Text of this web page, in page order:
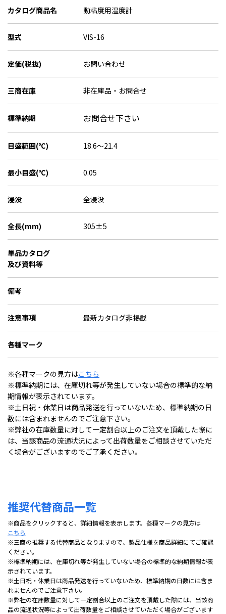
カタログ商品名 動粘度用温度計
型式 VIS-16
定価(税抜) お問い合わせ
三商在庫 非在庫品・お問合せ
標準納期 お問合せ下さい
目盛範囲(℃) 18.6～21.4
最小目盛(℃) 0.05
浸没 全浸没
全長(mm) 305±5
単品カタログ
及び資料等
備考
注意事項 最新カタログ非掲載
各種マーク
※各種マークの見方はこちら
※標準納期には、在庫切れ等が発生していない場合の標準的な納
期情報が表示されています。
※土日祝・休業日は商品発送を行っていないため、標準納期の日
数には含まれませんのでご注意下さい。
※弊社の在庫数量に対して一定割合以上のご注文を頂戴した際に
は、当該商品の流通状況によって出荷数量をご相談させていただ
く場合がございますのでご了承ください。
推奨代替商品一覧
※商品をクリックすると、詳細情報を表示します。各種マークの見方は
こちら
※三商の推奨する代替商品となりますので、製品仕様を商品詳細にてご確認
ください。
※標準納期には、在庫切れ等が発生していない場合の標準的な納期情報が表
示されています。
※土日祝・休業日は商品発送を行っていないため、標準納期の日数には含ま
れませんのでご注意下さい。
※弊社の在庫数量に対して一定割合以上のご注文を頂戴した際には、当該商
品の流通状況等によって出荷数量をご相談させていただく場合がございます